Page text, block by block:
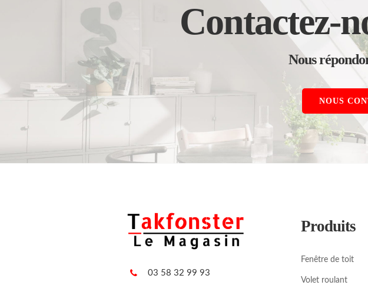
Contactez-
Nous
NOUS
03 58 32 99 93
Produits
Fenêtre de toit
Volet roulant